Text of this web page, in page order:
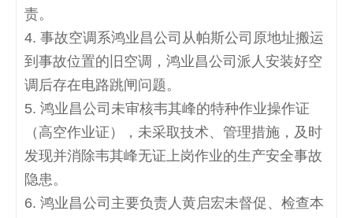
责。
4. 事故空调系鸿业昌公司从帕斯公司原地址搬运
到事故位置的旧空调，鸿业昌公司派人安装好空
调后存在电路跳闸问题。
5. 鸿业昌公司未审核韦其峰的特种作业操作证
（高空作业证），未采取技术、管理措施，及时
发现并消除韦其峰无证上岗作业的生产安全事故
隐患。
6. 鸿业昌公司主要负责人黄启宏未督促、检查本